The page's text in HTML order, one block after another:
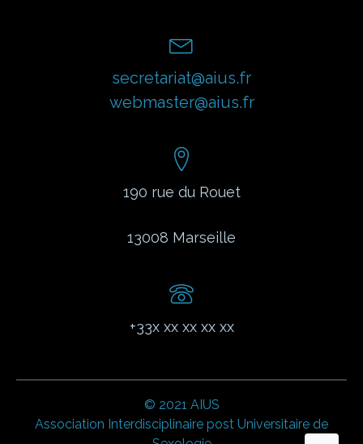
secretariat@aius.fr
webmaster@aius.fr
190 rue du Rouet
13008 Marseille
+33x xx xx xx xx
© 2021 AIUS
Association Interdisciplinaire post Universitaire de